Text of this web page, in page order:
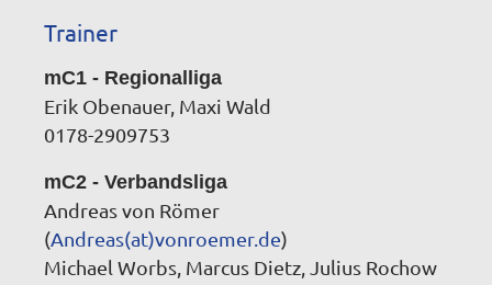
Trainer
mC1 - Regionalliga
Erik Obenauer, Maxi Wald
0178-2909753
mC2 - Verbandsliga
Andreas von Römer
(Andreas(at)vonroemer.de)
Michael Worbs, Marcus Dietz, Julius Rochow